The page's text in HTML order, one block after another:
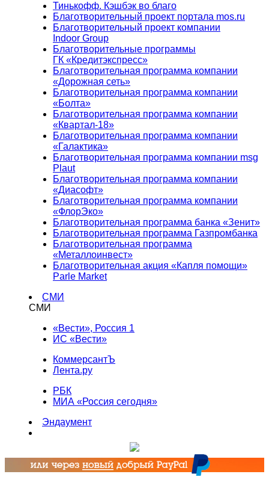
Тинькофф. Кэшбэк во благо
Благотворительный проект портала mos.ru
Благотворительный проект компании
Indoor Group
Благотворительные программы
ГК «Кредитэкспресс»
Благотворительная программа компании
«Дорожная сеть»
Благотворительная программа компании
«Болта»
Благотворительная программа компании
«Квартал-18»
Благотворительная программа компании
«Галактика»
Благотворительная программа компании msg
Plaut
Благотворительная программа компании
«Диасофт»
Благотворительная программа компании
«ФлорЭко»
Благотворительная программа банка «Зенит»
Благотворительная программа Газпромбанка
Благотворительная программа
«Металлоинвест»
Благотворительная акция «Капля помощи»
Parle Market
СМИ
СМИ
«Вести», Россия 1
ИС «Вести»
КоммерсантЪ
Лента.ру
РБК
МИА «Россия сегодня»
Эндаумент